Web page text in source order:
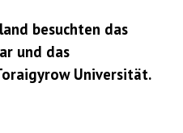
besuchten das
und das
Universität.